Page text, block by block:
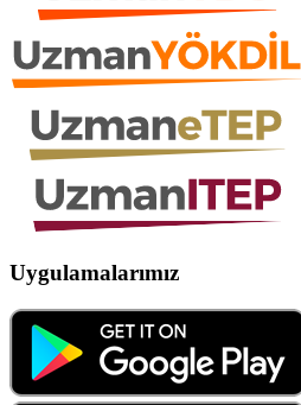
Uygulamalarımız